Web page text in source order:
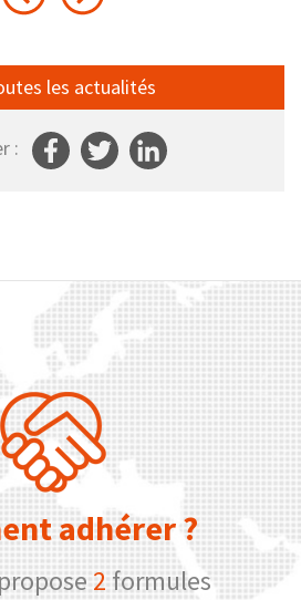
les actualités
:
adhérer ?
2 formules